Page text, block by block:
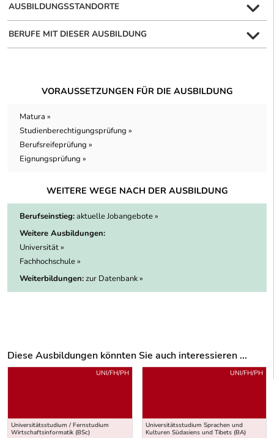
AUSBILDUNGSSTANDORTE
BERUFE MIT DIESER AUSBILDUNG
VORAUSSETZUNGEN FÜR DIE AUSBILDUNG
Matura »
Studienberechtigungsprüfung »
Berufsreifeprüfung »
Eignungsprüfung »
WEITERE WEGE NACH DER AUSBILDUNG
Berufseinstieg:aktuelle Jobangebote »
Weitere Ausbildungen:
Universität »
Fachhochschule »
Weiterbildungen:zur Datenbank »
Diese Ausbildungen könnten Sie auch interessieren ...
Uber weitere Ausbildungsvorschläge
Universitätsstudium / Fernstudium
Wirtschaftsinformatik (BSc)
UNI/FH/PH
Universitätsstudium Sprachen und
Kulturen Südasiens und Tibets (BA)
UNI/FH/PH